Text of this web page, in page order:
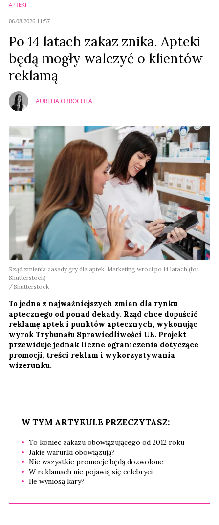
APTEKI
06.08.2026 11:57
Po 14 latach zakaz znika. Apteki
będą mogły walczyć o klientów
reklamą
AURELIA OBROCHTA
Rząd zmienia zasady gry dla aptek. Marketing wróci po 14 latach (fot.
Shutterstock)
Shutterstock
To jedna z najważniejszych zmian dla rynku
aptecznego od ponad dekady. Rząd chce dopuścić
reklamę aptek i punktów aptecznych, wykonując
wyrok Trybunału Sprawiedliwości UE. Projekt
przewiduje jednak liczne ograniczenia dotyczące
promocji, treści reklam i wykorzystywania
wizerunku.
W TYM ARTYKULE PRZECZYTASZ:
To koniec zakazu obowiązującego od 2012 roku
Jakie warunki obowiązują?
Nie wszystkie promocje będą dozwolone
W reklamach nie pojawią się celebryci
Ile wyniosą kary?